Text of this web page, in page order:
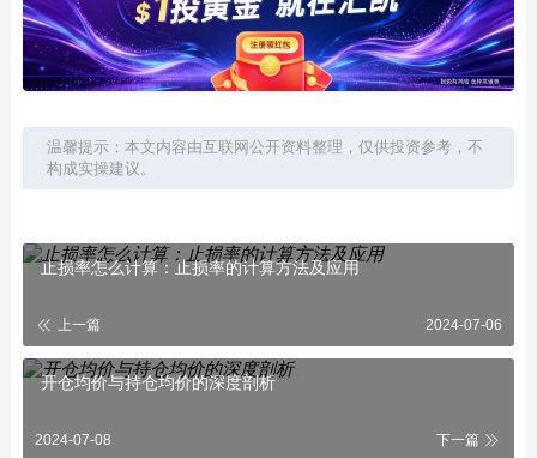
温馨提示：本文内容由互联网公开资料整理，仅供投资参考，不
构成实操建议。
止损率怎么计算：止损率的计算方法及应用
上一篇 2024-07-06
开仓均价与持仓均价的深度剖析
2024-07-08 下一篇